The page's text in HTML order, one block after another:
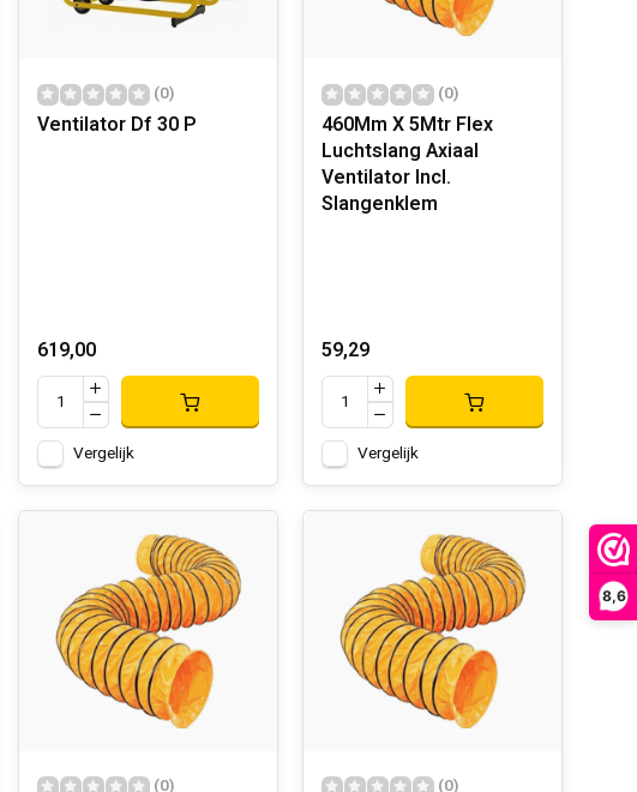
8,6
(0)
Ventilator Df 30 P
619,00
Vergelijk
(0)
460Mm X 5Mtr Flex
Luchtslang Axiaal
Ventilator Incl.
Slangenklem
59,29
Vergelijk
(0) (0)